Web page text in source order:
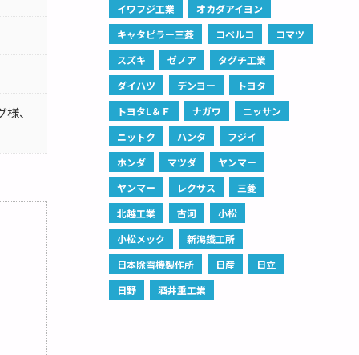
、
イワフジ工業
オカダアイヨン
キャタピラー三菱
コベルコ
コマツ
スズキ
ゼノア
タグチ工業
ダイハツ
デンヨー
トヨタ
トヨタL＆Ｆ
ナガワ
ニッサン
ニットク
ハンタ
フジイ
ホンダ
マツダ
ヤンマー
ヤンマー
レクサス
三菱
北越工業
古河
小松
小松メック
新潟鐵工所
日本除雪機製作所
日産
日立
日野
酒井重工業